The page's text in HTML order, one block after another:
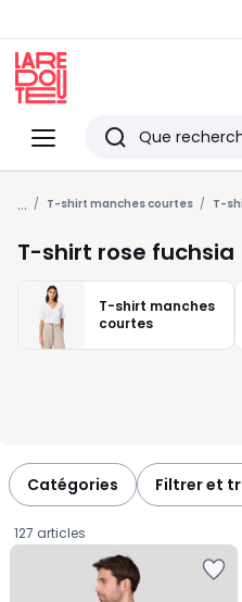
Menu
Redoute
Rechercher
Derniers
articles
vus
... T-shirt manches courtes T-
T-shirt rose fuchsia
T-shirt manches
courtes
Catégories Filtrer et
127 articles